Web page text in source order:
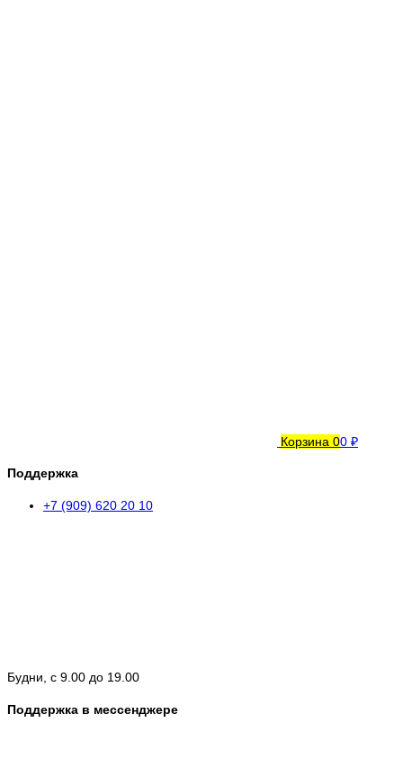
Корзина 00 ₽
Поддержка
+7 (909) 620 20 10
Будни, с 9.00 до 19.00
Поддержка в мессенджере